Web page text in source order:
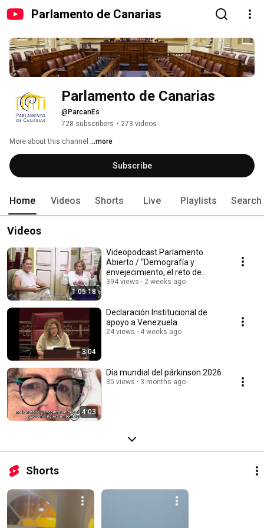
Parlamento de Canarias
Parlamento de Canarias
@ParcanEs
728 subscribers • 273 videos
More about this channel ...more
Subscribe
Home Videos Shorts Live Playlists Search
Videos
1:05:18
Videopodcast Parlamento
Abierto / “Demografía y
envejecimiento, el reto de
Canarias”
394 views 2 weeks ago
3:04
Declaración Institucional de
apoyo a Venezuela
24 views 4 weeks ago
4:03
Día mundial del párkinson 2026
35 views 3 months ago
Shorts